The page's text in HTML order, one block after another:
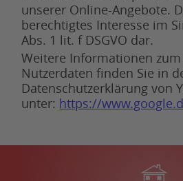
unserer Online-Angebote.
berechtigtes Interesse im
Abs. 1 lit. f DSGVO dar.
Weitere Informationen
Nutzerdaten finden Sie in
Datenschutzerklärung von
unter: https://